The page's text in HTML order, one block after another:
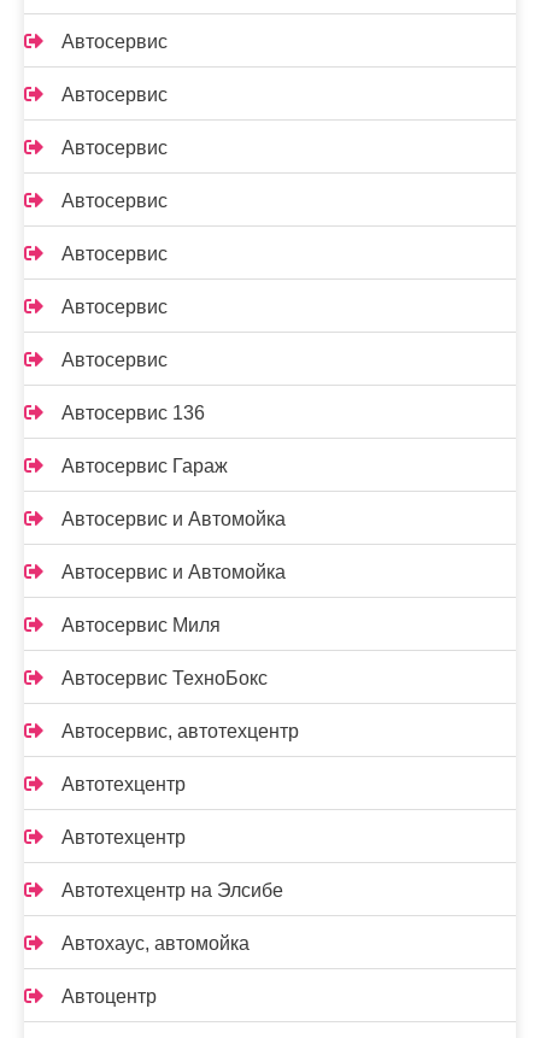
Автосервис
Автосервис
Автосервис
Автосервис
Автосервис
Автосервис
Автосервис
Автосервис 136
Автосервис Гараж
Автосервис и Автомойка
Автосервис и Автомойка
Автосервис Миля
Автосервис ТехноБокс
Автосервис, автотехцентр
Автотехцентр
Автотехцентр
Автотехцентр на Элсибе
Автохаус, автомойка
Автоцентр